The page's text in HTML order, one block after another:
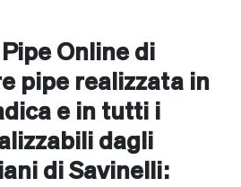
Online di
pipe realizzata in
e in tutti i
dagli
di Savinelli: